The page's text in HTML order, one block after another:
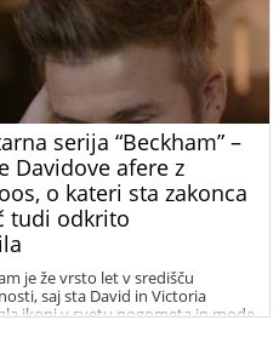
serija “Beckham” –
Davidove afere z
o kateri sta zakonca
tudi odkrito
je že vrsto let v središču
saj sta David in Victoria
ikoni v svetu nogometa in mode.